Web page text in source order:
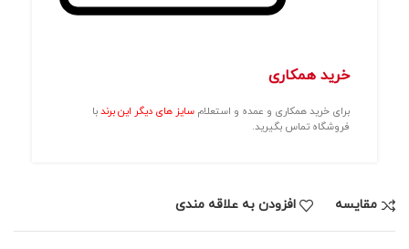
خرید همکاری
برای خرید همکاری و عمده و استعلام سایز های دیگر این برندبا
فروشگاه تماس بگیرید.
مقايسه افزودن به علاقه مندی